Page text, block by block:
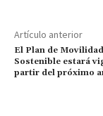
Artículo anterior
El Plan de
Sostenible estará
partir del próximo